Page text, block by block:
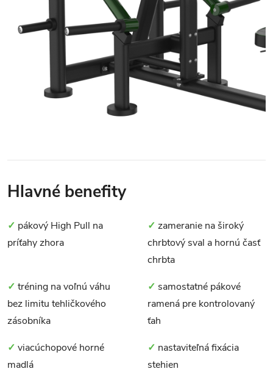
Hlavné benefity
✓ pákový High Pull na
príťahy zhora
✓ zameranie na široký
chrbtový sval a hornú časť
chrbta
✓ tréning na voľnú váhu
bez limitu tehličkového
zásobníka
✓ samostatné pákové
ramená pre kontrolovaný
ťah
✓ viacúchopové horné
madlá
✓ nastaviteľná fixácia
stehien